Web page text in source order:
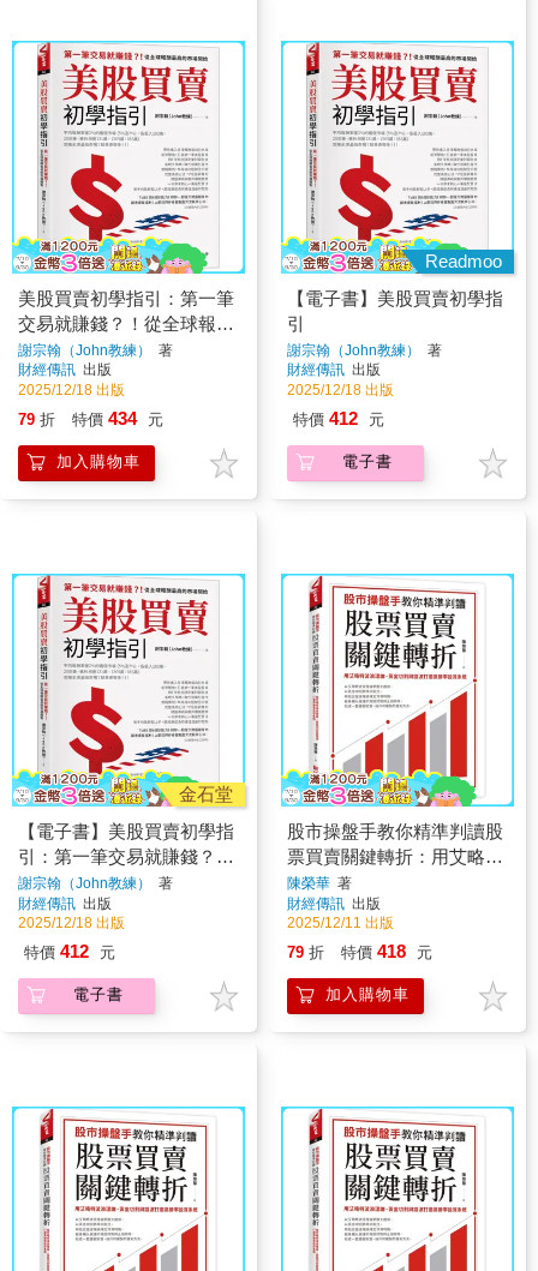
美股買賣初學指引：第一筆
交易就賺錢？！從全球報酬
最高的市場開始
謝宗翰（John教練）
著
財經傳訊 出版
2025/12/18 出版
79 折 特價 434 元
加入購物車
Readmoo
【電子書】美股買賣初學指
引
謝宗翰（John教練）
著
財經傳訊 出版
2025/12/18 出版
特價 412 元
電子書
金石堂
【電子書】美股買賣初學指
引：第一筆交易就賺錢？！
從全球報酬最高的市場開始
謝宗翰（John教練）
著
財經傳訊 出版
2025/12/18 出版
特價 412 元
電子書
股市操盤手教你精準判讀股
票買賣關鍵轉折：用艾略特
波浪理論、黃金切割與諧波
打造高勝率投資系統
陳榮華 著
財經傳訊 出版
2025/12/11 出版
79 折 特價 418 元
加入購物車